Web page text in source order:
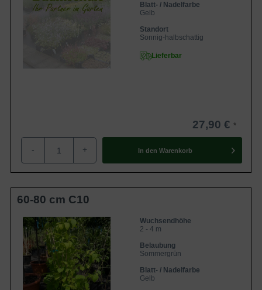
Blatt- / Nadelfarbe
Gelb
Standort
Sonnig-halbschattig
Lieferbar
27,90 €
- + In den Warenkorb
60-80 cm C10
Wuchsendhöhe
2 - 4 m
Belaubung
Sommergrün
Blatt- / Nadelfarbe
Gelb